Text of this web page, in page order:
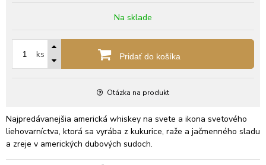
Na sklade
ks Pridať do košíka
Otázka na produkt
Najpredávanejšia americká whiskey na svete a ikona svetového
liehovarníctva, ktorá sa vyrába z kukurice, raže a jačmenného sladu
a zreje v amerických dubových sudoch.